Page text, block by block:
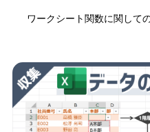
ワークシート関数に関して